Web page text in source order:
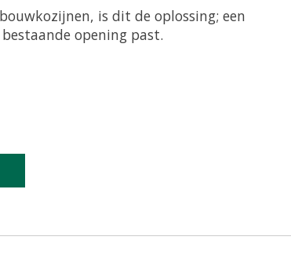
is dit de oplossing; een
opening past.